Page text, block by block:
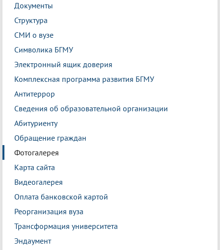
Документы
Структура
СМИ о вузе
Символика БГМУ
Электронный ящик доверия
Комплексная программа развития БГМУ
Антитеррор
Сведения об образовательной организации
Абитуриенту
Обращение граждан
Фотогалерея
Карта сайта
Видеогалерея
Оплата банковской картой
Реорганизация вуза
Трансформация университета
Эндаумент